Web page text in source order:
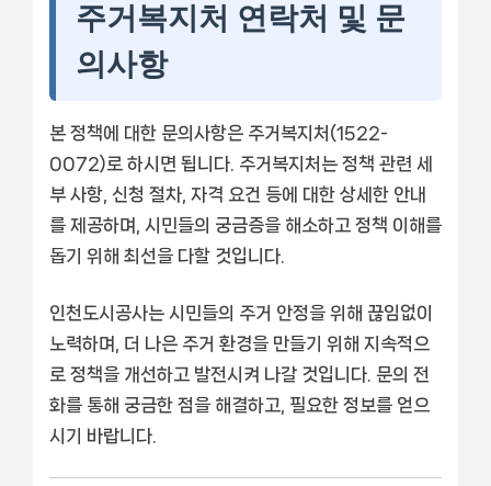
주거복지처 연락처 및 문
의사항
본 정책에 대한 문의사항은 주거복지처(1522-
0072)로 하시면 됩니다. 주거복지처는 정책 관련 세
부 사항, 신청 절차, 자격 요건 등에 대한 상세한 안내
를 제공하며, 시민들의 궁금증을 해소하고 정책 이해를
돕기 위해 최선을 다할 것입니다.
인천도시공사는 시민들의 주거 안정을 위해 끊임없이
노력하며, 더 나은 주거 환경을 만들기 위해 지속적으
로 정책을 개선하고 발전시켜 나갈 것입니다. 문의 전
화를 통해 궁금한 점을 해결하고, 필요한 정보를 얻으
시기 바랍니다.